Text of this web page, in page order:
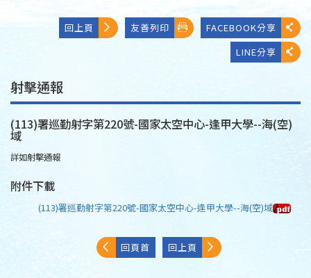
回上頁 友善列印
FACEBOOK分享
LINE分享
射擊通報
(113)署巡勤射字第220號-國家太空中心-逢甲大學--海(空)
域
詳如射擊通報
附件下載
(113)署巡勤射字第220號-國家太空中心-逢甲大學--海(空)域
回頁首 回上頁